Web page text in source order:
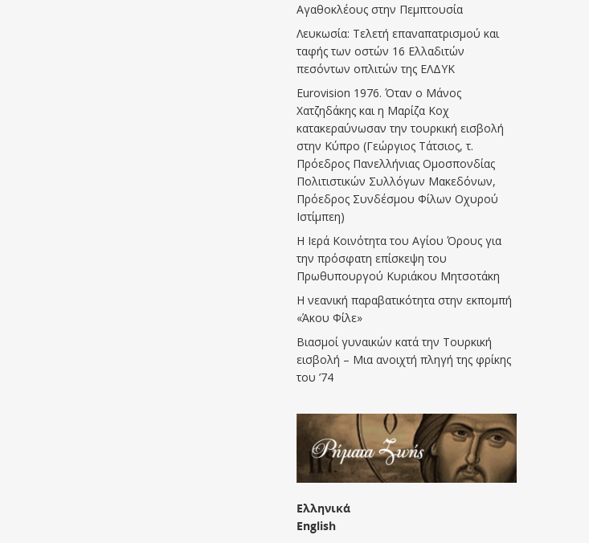
Αγαθοκλέους στην Πεμπτουσία
Λευκωσία: Τελετή επαναπατρισμού και
ταφής των οστών 16 Ελλαδιτών
πεσόντων οπλιτών της ΕΛΔΥΚ
Eurovision 1976. Όταν ο Μάνος
Χατζηδάκης και η Μαρίζα Κοχ
κατακεραύνωσαν την τουρκική εισβολή
στην Κύπρο (Γεώργιος Τάτσιος, τ.
Πρόεδρος Πανελλήνιας Ομοσπονδίας
Πολιτιστικών Συλλόγων Μακεδόνων,
Πρόεδρος Συνδέσμου Φίλων Οχυρού
Ιστίμπεη)
Η Ιερά Κοινότητα του Αγίου Όρους για
την πρόσφατη επίσκεψη του
Πρωθυπουργού Κυριάκου Μητσοτάκη
Η νεανική παραβατικότητα στην εκπομπή
«Άκου Φίλε»
Βιασμοί γυναικών κατά την Τουρκική
εισβολή – Μια ανοιχτή πληγή της φρίκης
του ’74
Ελληνικά
English